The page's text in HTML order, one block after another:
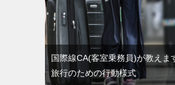
国際線CA(客室乗務員)が教えま
旅行のための行動様式